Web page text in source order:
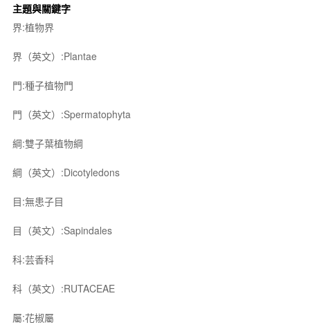
主題與關鍵字
界:植物界
界（英文）:Plantae
門:種子植物門
門（英文）:Spermatophyta
綱:雙子葉植物綱
綱（英文）:Dicotyledons
目:無患子目
目（英文）:Sapindales
科:芸香科
科（英文）:RUTACEAE
屬:花椒屬